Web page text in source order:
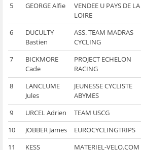
5 GEORGE Alfie
VENDEE U PAYS DE LA
LOIRE
6
DUCULTY
Bastien
ASS. TEAM MADRAS
CYCLING
7
BICKMORE
Cade
PROJECT ECHELON
RACING
8
LANCLUME
Jules
JEUNESSE CYCLISTE
ABYMES
9 URCEL Adrien TEAM USCG
10
JOBBER James EUROCYCLINGTRIPS
11
KESS MATERIEL-VELO.COM